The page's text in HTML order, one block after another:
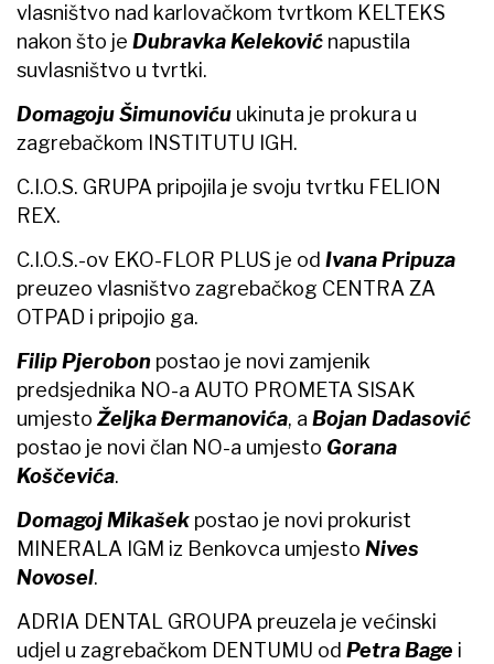
vlasništvo nad karlovačkom tvrtkom KELTEKS
nakon što je Dubravka Keleković napustila
suvlasništvo u tvrtki.
Domagoju Šimunoviću ukinuta je prokura u
zagrebačkom INSTITUTU IGH.
C.I.O.S. GRUPA pripojila je svoju tvrtku FELION
REX.
C.I.O.S.-ov EKO-FLOR PLUS je od Ivana Pripuza
preuzeo vlasništvo zagrebačkog CENTRA ZA
OTPAD i pripojio ga.
Filip Pjerobon postao je novi zamjenik
predsjednika NO-a AUTO PROMETA SISAK
umjesto Željka Đermanovića, a Bojan Dadasović
postao je novi član NO-a umjesto Gorana
Koščevića.
Domagoj Mikašek postao je novi prokurist
MINERALA IGM iz Benkovca umjesto Nives
Novosel.
ADRIA DENTAL GROUPA preuzela je većinski
udjel u zagrebačkom DENTUMU od Petra Bage i